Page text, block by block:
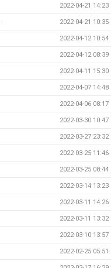
2022-04-21 14:23
2022-04-21 10:35
2022-04-12 10:54
2022-04-12 08:39
2022-04-11 15:30
2022-04-07 14:48
2022-04-06 08:17
2022-03-30 10:47
2022-03-27 23:32
2022-03-25 11:46
2022-03-25 08:44
2022-03-14 13:23
2022-03-11 14:26
2022-03-11 13:32
2022-03-10 13:57
2022-02-25 05:51